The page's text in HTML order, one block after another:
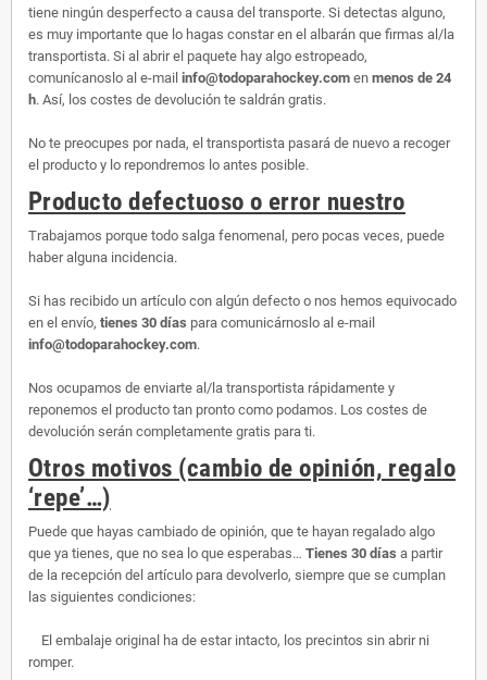
tiene ningún desperfecto a causa del transporte. Si detectas alguno,
es muy importante que lo hagas constar en el albarán que firmas al/la
transportista. Si al abrir el paquete hay algo estropeado,
comunícanoslo al e-mail info@todoparahockey.com en menos de 24
h. Así, los costes de devolución te saldrán gratis.
No te preocupes por nada, el transportista pasará de nuevo a recoger
el producto y lo repondremos lo antes posible.
Producto defectuoso o error nuestro
Trabajamos porque todo salga fenomenal, pero pocas veces, puede
haber alguna incidencia.
Si has recibido un artículo con algún defecto o nos hemos equivocado
en el envío, tienes 30 días para comunicárnoslo al e-mail
info@todoparahockey.com.
Nos ocupamos de enviarte al/la transportista rápidamente y
reponemos el producto tan pronto como podamos. Los costes de
devolución serán completamente gratis para ti.
Otros motivos (cambio de opinión, regalo
‘repe’…)
Puede que hayas cambiado de opinión, que te hayan regalado algo
que ya tienes, que no sea lo que esperabas… Tienes 30 días a partir
de la recepción del artículo para devolverlo, siempre que se cumplan
las siguientes condiciones:
El embalaje original ha de estar intacto, los precintos sin abrir ni
romper.